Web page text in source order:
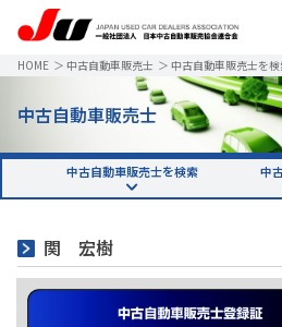
HOME ＞ 中古自動車販売士 ＞ 中古自動車販売士を
中古自動車販売士
中古自動車販売士を検索 中
関 宏樹